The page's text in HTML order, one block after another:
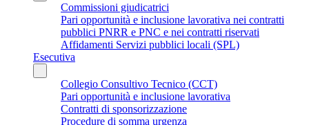
Commissioni giudicatrici
Pari opportunità e inclusione lavorativa nei contratti
pubblici PNRR e PNC e nei contratti riservati
Affidamenti Servizi pubblici locali (SPL)
Esecutiva
Collegio Consultivo Tecnico (CCT)
Pari opportunità e inclusione lavorativa
Contratti di sponsorizzazione
Procedure di somma urgenza